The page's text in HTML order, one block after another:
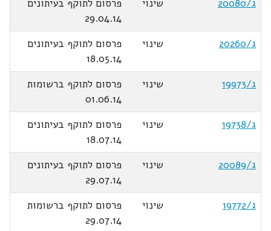
ג/20080
שינוי
פרסום לתוקף בעיתונים
29.04.14
ג/20260
שינוי
פרסום לתוקף בעיתונים
18.05.14
ג/19973
שינוי
פרסום לתוקף ברשומות
01.06.14
ג/19738
שינוי
פרסום לתוקף בעיתונים
18.07.14
ג/20089
שינוי
פרסום לתוקף בעיתונים
29.07.14
ג/19772
שינוי
פרסום לתוקף ברשומות
29.07.14